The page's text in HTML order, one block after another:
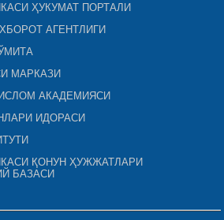
ҲУКУМАТ ПОРТАЛИ
АГЕНТЛИГИ
МАРКАЗИ
АКАДЕМИЯСИ
ИДОРАСИ
ҚОНУН ҲУЖЖАТЛАРИ
БАЗАСИ